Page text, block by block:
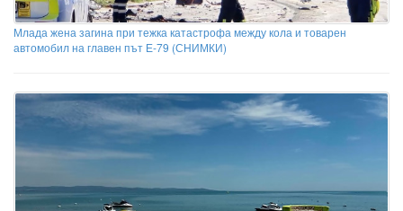
Млада жена загина при тежка катастрофа между кола и товарен
автомобил на главен път Е-79 (СНИМКИ)